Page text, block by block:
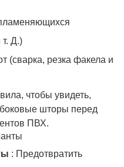
Д.)
(сварка, резка факела и
чтобы увидеть,
шторы перед
ПВХ.
: Предотвратить